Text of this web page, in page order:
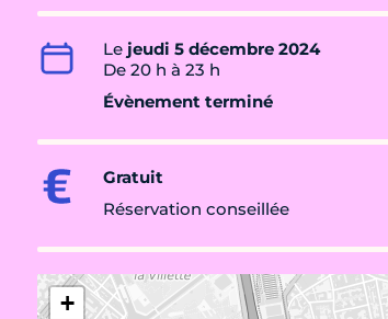
Le jeudi 5 décembre 2024
De 20 h à 23 h
Évènement terminé
Gratuit
Réservation conseillée
+